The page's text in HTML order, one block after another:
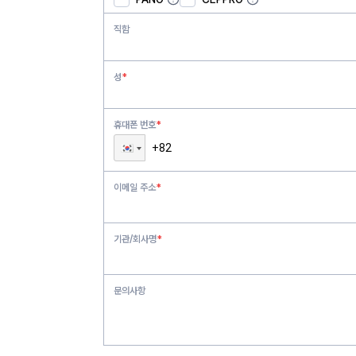
직함
성*
휴대폰 번호*
이메일 주소*
기관/회사명*
문의사항